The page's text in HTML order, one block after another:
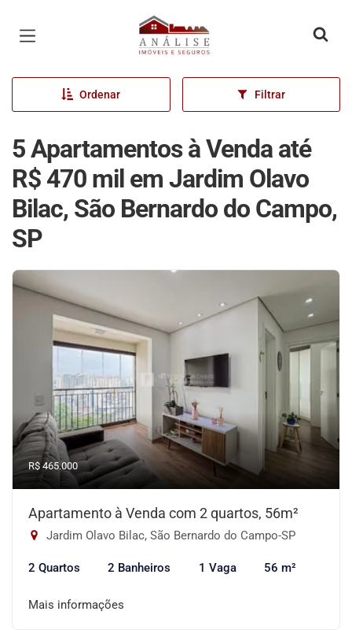
Página inicial
Ordenar Filtrar
5 Apartamentos à Venda até
R$ 470 mil em Jardim Olavo
Bilac, São Bernardo do Campo,
SP
R$ 465.000
Apartamento à Venda com 2 quartos, 56m²
Jardim Olavo Bilac, São Bernardo do Campo-SP
2 Quartos 2 Banheiros 1 Vaga 56 m²
Mais informações